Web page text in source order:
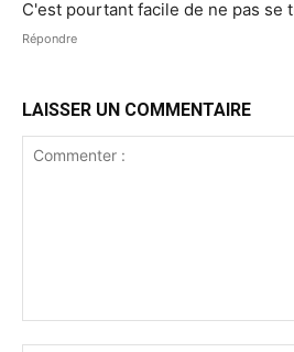
C'est pourtant facile de ne pas se
Répondre
LAISSER UN COMMENTAIRE